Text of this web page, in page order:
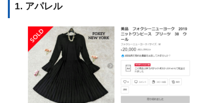
1. アパレル